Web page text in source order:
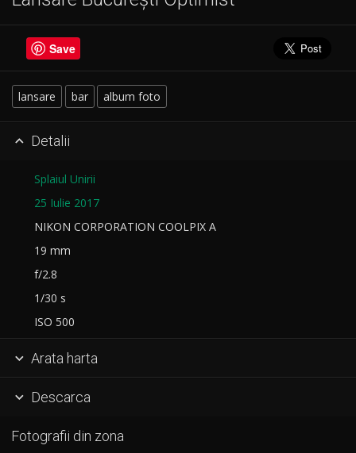
Save
lansare bar album foto
 Detalii
Splaiul Unirii
25 Iulie 2017
NIKON CORPORATION COOLPIX A
19 mm
f/2.8
1/30 s
ISO 500
 Arata harta
 Descarca
Fotografii din zona